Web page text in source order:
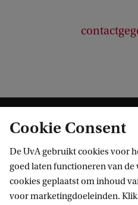
Informatie voor
Cookie Consent
De UvA gebruikt cookies voor
goed laten functioneren van
cookies geplaatst om inhoud
voor marketingdoeleinden. Klik